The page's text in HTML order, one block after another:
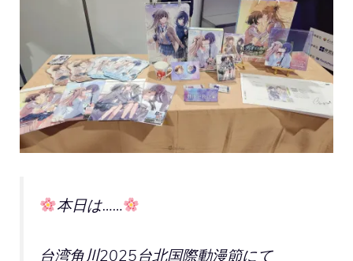
本日は……
台湾角川2025台北国際動漫節にて